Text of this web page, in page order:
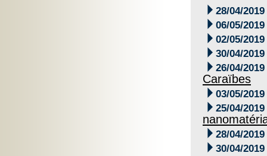
 28/04/2019
 06/05/2019
 02/05/2019
 30/04/2019
 26/04/2019
Caraïbes
 03/05/2019
 25/04/2019
 28/04/2019
 30/04/2019